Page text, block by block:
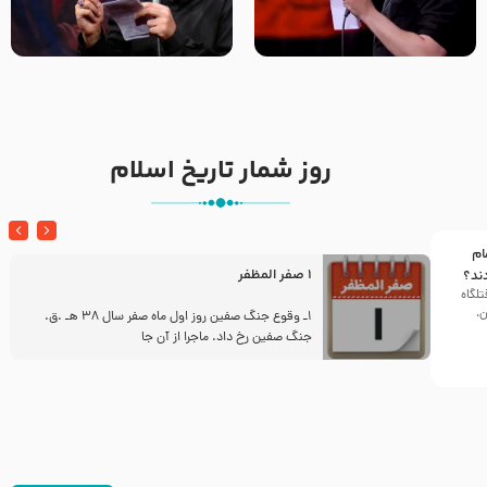
تک ، عبّاس، صاحب دل‌هاست –
حاج حنیف طاهری – عزاداری شب
من غلام نوکراتم من عاشق
کربلاتم – شور زمینه – شب هفتم
روز شمار تاریخ اسلام
1 صفر المظفر
1ـ وقوع جنگ صفین روز اول ماه صفر سال 38 هـ .ق.
جنگ صفین رخ داد. ماجرا از آن جا